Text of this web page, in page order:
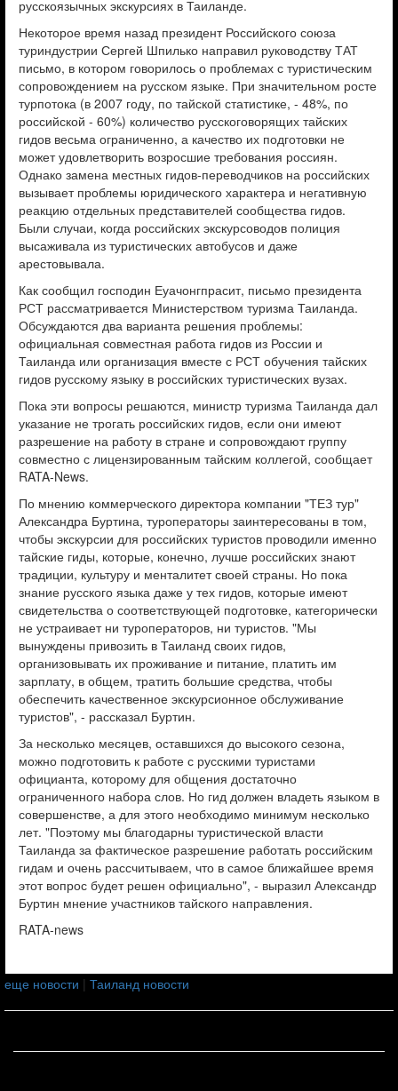
русскоязычных экскурсиях в Таиланде.
Некоторое время назад президент Российского союза
туриндустрии Сергей Шпилько направил руководству ТАТ
письмо, в котором говорилось о проблемах с туристическим
сопровождением на русском языке. При значительном росте
турпотока (в 2007 году, по тайской статистике, - 48%, по
российской - 60%) количество русскоговорящих тайских
гидов весьма ограниченно, а качество их подготовки не
может удовлетворить возросшие требования россиян.
Однако замена местных гидов-переводчиков на российских
вызывает проблемы юридического характера и негативную
реакцию отдельных представителей сообщества гидов.
Были случаи, когда российских экскурсоводов полиция
высаживала из туристических автобусов и даже
арестовывала.
Как сообщил господин Еуачонгпрасит, письмо президента
РСТ рассматривается Министерством туризма Таиланда.
Обсуждаются два варианта решения проблемы:
официальная совместная работа гидов из России и
Таиланда или организация вместе с РСТ обучения тайских
гидов русскому языку в российских туристических вузах.
Пока эти вопросы решаются, министр туризма Таиланда дал
указание не трогать российских гидов, если они имеют
разрешение на работу в стране и сопровождают группу
совместно с лицензированным тайским коллегой, сообщает
RATA-News.
По мнению коммерческого директора компании "ТЕЗ тур"
Александра Буртина, туроператоры заинтересованы в том,
чтобы экскурсии для российских туристов проводили именно
тайские гиды, которые, конечно, лучше российских знают
традиции, культуру и менталитет своей страны. Но пока
знание русского языка даже у тех гидов, которые имеют
свидетельства о соответствующей подготовке, категорически
не устраивает ни туроператоров, ни туристов. "Мы
вынуждены привозить в Таиланд своих гидов,
организовывать их проживание и питание, платить им
зарплату, в общем, тратить большие средства, чтобы
обеспечить качественное экскурсионное обслуживание
туристов", - рассказал Буртин.
За несколько месяцев, оставшихся до высокого сезона,
можно подготовить к работе с русскими туристами
официанта, которому для общения достаточно
ограниченного набора слов. Но гид должен владеть языком в
совершенстве, а для этого необходимо минимум несколько
лет. "Поэтому мы благодарны туристической власти
Таиланда за фактическое разрешение работать российским
гидам и очень рассчитываем, что в самое ближайшее время
этот вопрос будет решен официально", - выразил Александр
Буртин мнение участников тайского направления.
RATA-news
еще новости | Таиланд новости